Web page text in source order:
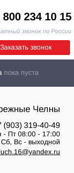
800 234 10 15
звонок по России
Заказать звонок
Челны
(903) 319-40-49
- Пт 08:00 - 17:00
Сб, Вс - выходной
luch.16@yandex.ru
пока пуста